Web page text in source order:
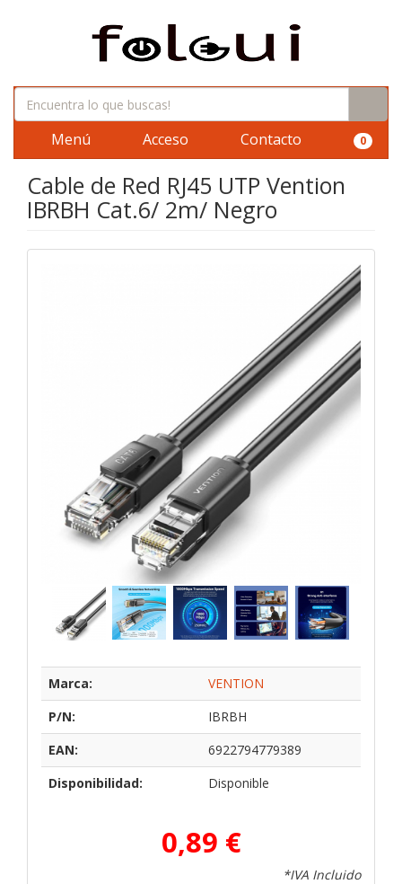
Menú Acceso Contacto 0
Cable de Red RJ45 UTP Vention
IBRBH Cat.6/ 2m/ Negro
Marca:
VENTION
P/N:
IBRBH
EAN:
6922794779389
Disponibilidad:
Disponible
0,89 €
*IVA Incluido